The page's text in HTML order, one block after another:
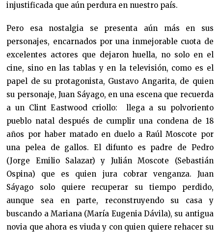
injustificada que aún perdura en nuestro país.
Pero esa nostalgia se presenta aún más en sus
personajes, encarnados por una inmejorable cuota de
excelentes actores que dejaron huella, no solo en el
cine, sino en las tablas y en la televisión, como es el
papel de su protagonista, Gustavo Angarita, de quien
su personaje, Juan Sáyago, en una escena que recuerda
a un Clint Eastwood criollo: llega a su polvoriento
pueblo natal después de cumplir una condena de 18
años por haber matado en duelo a Raúl Moscote por
una pelea de gallos. El difunto es padre de Pedro
(Jorge Emilio Salazar) y Julián Moscote (Sebastián
Ospina) que es quien jura cobrar venganza. Juan
Sáyago solo quiere recuperar su tiempo perdido,
aunque sea en parte, reconstruyendo su casa y
buscando a Mariana (María Eugenia Dávila), su antigua
novia que ahora es viuda y con quien quiere rehacer su